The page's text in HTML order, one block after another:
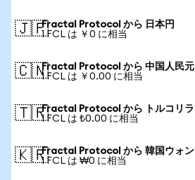
🇯🇵Fractal Protocol から 日本円
1 FCL は ￥0 に相当
🇨🇳Fractal Protocol から 中国人民元
1 FCL は ￥0.00 に相当
🇹🇷Fractal Protocol から トルコリラ
1 FCL は ₺0.00 に相当
🇰🇷Fractal Protocol から 韓国ウォン
1 FCL は ₩0 に相当